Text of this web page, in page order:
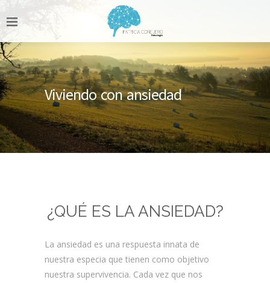
Viviendo con ansiedad
¿QUÉ ES LA ANSIEDAD?
La ansiedad es una respuesta innata de
nuestra especia que tienen como objetivo
nuestra supervivencia. Cada vez que nos